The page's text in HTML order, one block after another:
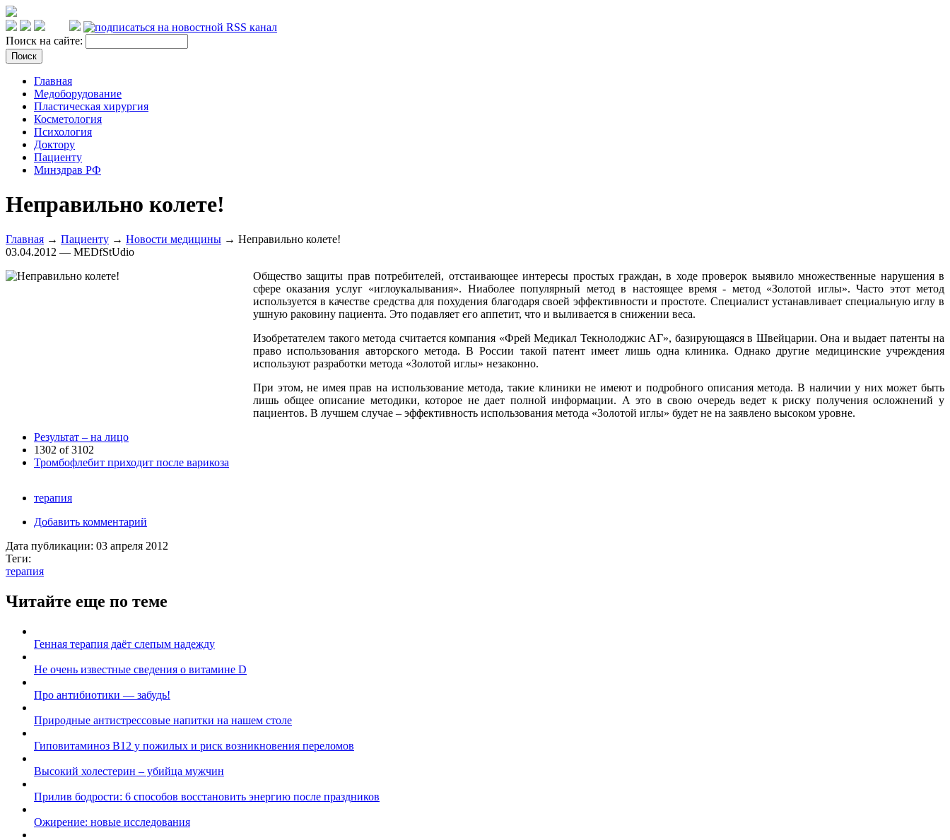
Поиск на сайте:
Главная
Медоборудование
Пластическая хирургия
Косметология
Психология
Доктору
Пациенту
Минздрав РФ
Неправильно колете!
Главная → Пациенту → Новости медицины → Неправильно колете!
03.04.2012 — MEDfStUdio
Общество защиты прав потребителей, отстаивающее интересы простых граждан, в ходе проверок выявило множественные нарушения в
сфере оказания услуг «иглоукалывания». Ниаболее популярный метод в настоящее время - метод «Золотой иглы». Часто этот метод
используется в качестве средства для похудения благодаря своей эффективности и простоте. Специалист устанавливает специальную иглу в
ушную раковину пациента. Это подавляет его аппетит, что и выливается в снижении веса.
Изобретателем такого метода считается компания «Фрей Медикал Текнолоджис АГ», базирующаяся в Швейцарии. Она и выдает патенты на
право использования авторского метода. В России такой патент имеет лишь одна клиника. Однако другие медицинские учреждения
используют разработки метода «Золотой иглы» незаконно.
При этом, не имея прав на использование метода, такие клиники не имеют и подробного описания метода. В наличии у них может быть
лишь общее описание методики, которое не дает полной информации. А это в свою очередь ведет к риску получения осложнений у
пациентов. В лучшем случае – эффективность использования метода «Золотой иглы» будет не на заявлено высоком уровне.
Результат – на лицо
1302 of 3102
Тромбофлебит приходит после варикоза
терапия
Добавить комментарий
Дата публикации: 03 апреля 2012
Теги:
терапия
Читайте еще по теме
Генная терапия даёт слепым надежду
Не очень известные сведения о витамине D
Про антибиотики — забудь!
Природные антистрессовые напитки на нашем столе
Гиповитаминоз В12 у пожилых и риск возникновения переломов
Высокий холестерин – убийца мужчин
Прилив бодрости: 6 способов восстановить энергию после праздников
Ожирение: новые исследования